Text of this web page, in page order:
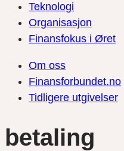
Teknologi
Organisasjon
Finansfokus i Øret
Om oss
Finansforbundet.no
Tidligere utgivelser
betaling